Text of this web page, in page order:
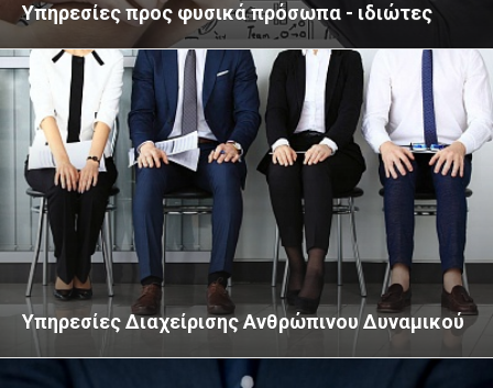
Υπηρεσίες προς φυσικά πρόσωπα - ιδιώτες
Υπηρεσίες Διαχείρισης Ανθρώπινου Δυναμικού